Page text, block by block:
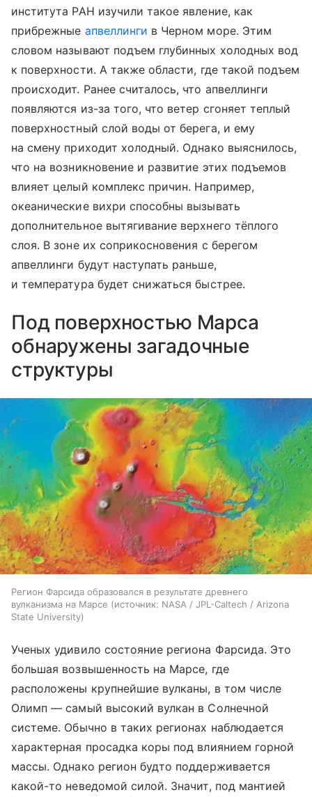
института РАН изучили такое явление, как
прибрежные апвеллинги в Черном море. Этим
словом называют подъем глубинных холодных вод
к поверхности. А также области, где такой подъем
происходит. Ранее считалось, что апвеллинги
появляются из-за того, что ветер сгоняет теплый
поверхностный слой воды от берега, и ему
на смену приходит холодный. Однако выяснилось,
что на возникновение и развитие этих подъемов
влияет целый комплекс причин. Например,
океанические вихри способны вызывать
дополнительное вытягивание верхнего тёплого
слоя. В зоне их соприкосновения с берегом
апвеллинги будут наступать раньше,
и температура будет снижаться быстрее.
Под поверхностью Марса
обнаружены загадочные
структуры
Регион Фарсида образовался в результате древнего
вулканизма на Марсе
источник: NASA / JPL-Caltech / Arizona
State University
Ученых удивило состояние региона Фарсида. Это
большая возвышенность на Марсе, где
расположены крупнейшие вулканы, в том числе
Олимп — самый высокий вулкан в Солнечной
системе. Обычно в таких регионах наблюдается
характерная просадка коры под влиянием горной
массы. Однако регион будто поддерживается
какой-то неведомой силой. Значит, под мантией